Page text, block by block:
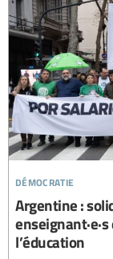
démocratie
Argentine :
l’éducation